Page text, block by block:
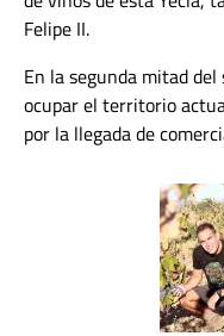
Felipe II.
En la segunda mitad
ocupar el territorio
por la llegada de